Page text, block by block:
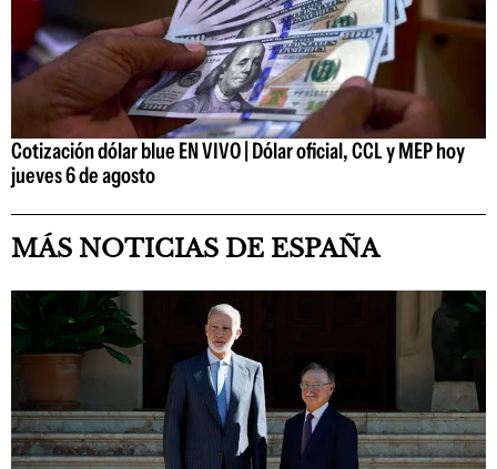
Cotización dólar blue EN VIVO | Dólar oficial, CCL y MEP hoy
jueves 6 de agosto
MÁS NOTICIAS DE ESPAÑA